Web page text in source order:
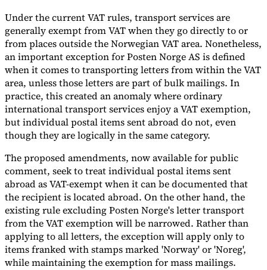
Herramientas
Calculadora de VATCalculadora de GST Calculadora del impuesto
sobre las ventas Verificador de número de VATRastreador de
mandatos de facturación electrónica
Expertos
Nuestros autores
Conviértase en colaborador Elija un experto
Under the current VAT rules, transport services are
generally exempt from VAT when they go directly to or
from places outside the Norwegian VAT area. Nonetheless,
an important exception for Posten Norge AS is defined
when it comes to transporting letters from within the VAT
area, unless those letters are part of bulk mailings. In
practice, this created an anomaly where ordinary
international transport services enjoy a VAT exemption,
but individual postal items sent abroad do not, even
though they are logically in the same category.
The proposed amendments, now available for public
comment, seek to treat individual postal items sent
abroad as VAT-exempt when it can be documented that
the recipient is located abroad. On the other hand, the
existing rule excluding Posten Norge's letter transport
from the VAT exemption will be narrowed. Rather than
applying to all letters, the exception will apply only to
items franked with stamps marked 'Norway' or 'Noreg',
while maintaining the exemption for mass mailings.